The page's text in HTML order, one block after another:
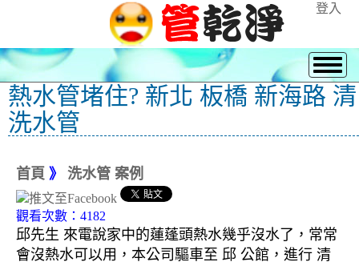
登入
熱水管堵住? 新北 板橋 新海路 清
洗水管
首頁 》 洗水管 案例
觀看次數：4182
邱先生 來電說家中的蓮蓬頭熱水幾乎沒水了，常常
會沒熱水可以用，本公司驅車至 邱 公館，進行 清